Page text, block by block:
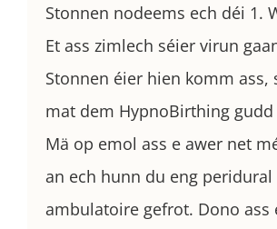
Stonnen nodeems ech déi 1.
Et ass zimlech séier virun
Stonnen éier hien komm ass,
mat dem HypnoBirthing gudd
Mä op emol ass e awer net
an ech hunn du eng peridural
ambulatoire gefrot. Dono ass